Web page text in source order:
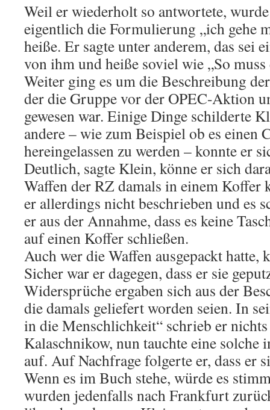
Weil er wiederholt so antwortete,
eigentlich die Formulierung „ich gehe
heiße. Er sagte unter anderem, das sei
von ihm und heiße soviel wie „So muss
Weiter ging es um die Beschreibung
der die Gruppe vor der OPEC-Aktion
gewesen war. Einige Dinge schilderte
andere – wie zum Beispiel ob es einen
hereingelassen zu werden – konnte er
Deutlich, sagte Klein, könne er sich
Waffen der RZ damals in einem Koffer
er allerdings nicht beschrieben und es
er aus der Annahme, dass es keine
auf einen Koffer schließen.
Auch wer die Waffen ausgepackt hatte,
Sicher war er dagegen, dass er sie
Widersprüche ergaben sich aus der
die damals geliefert worden seien. In
in die Menschlichkeit“ schrieb er
Kalaschnikow, nun tauchte eine solche
auf. Auf Nachfrage folgerte er, dass er
Wenn es im Buch stehe, würde es
wurden jedenfalls nach Frankfurt